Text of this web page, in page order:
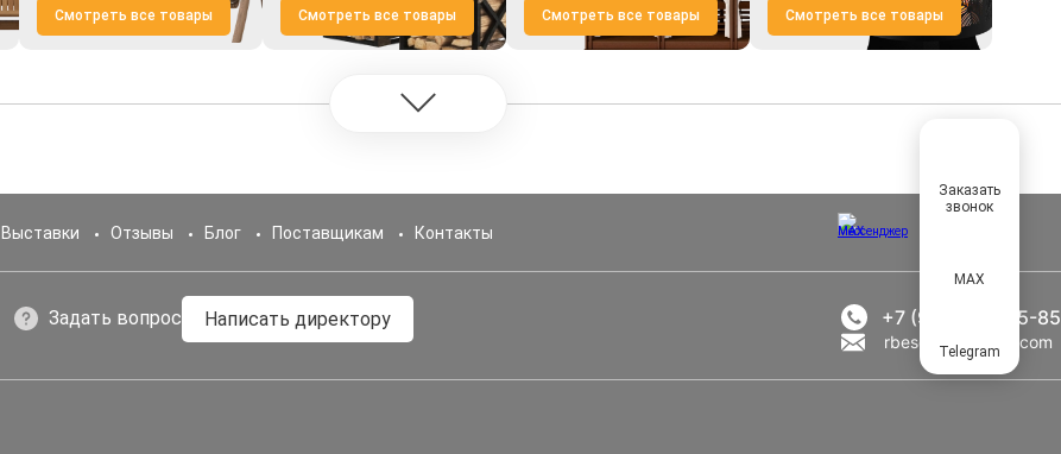
Смотреть все товары Смотреть все товары Смотреть все товары Смотреть все товары
Выставки Отзывы Блог Поставщикам Контакты
Задать вопрос Написать директору +7 (969) 777-85-85
rbesedka@gmail.com
Заказать
звонок
MAX
Telegram